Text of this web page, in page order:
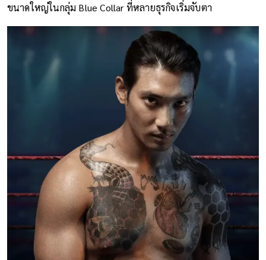
ขนาดใหญ่ในกลุ่ม Blue Collar ที่หลายธุรกิจเริ่มจับตา